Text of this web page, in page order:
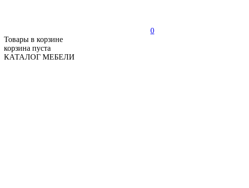
0
Товары в корзине
корзина пуста
КАТАЛОГ МЕБЕЛИ